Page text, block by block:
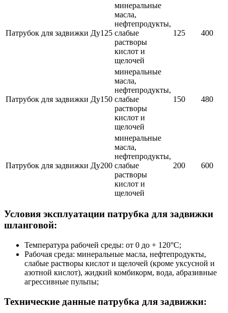
Патрубок для задвижки Ду125
минеральные
масла,
нефтепродукты,
слабые
растворы
кислот и
щелочей
125 400
Патрубок для задвижки Ду150
минеральные
масла,
нефтепродукты,
слабые
растворы
кислот и
щелочей
150 480
Патрубок для задвижки Ду200
минеральные
масла,
нефтепродукты,
слабые
растворы
кислот и
щелочей
200 600
Условия эксплуатации патрубка для задвижки
шланговой:
Температура рабочей среды: от 0 до + 120°С;
Рабочая среда: минеральные масла, нефтепродукты,
слабые растворы кислот и щелочей (кроме уксусной и
азотной кислот), жидкий комбикорм, вода, абразивные
агрессивные пульпы;
Технические данные патрубка для задвижки: